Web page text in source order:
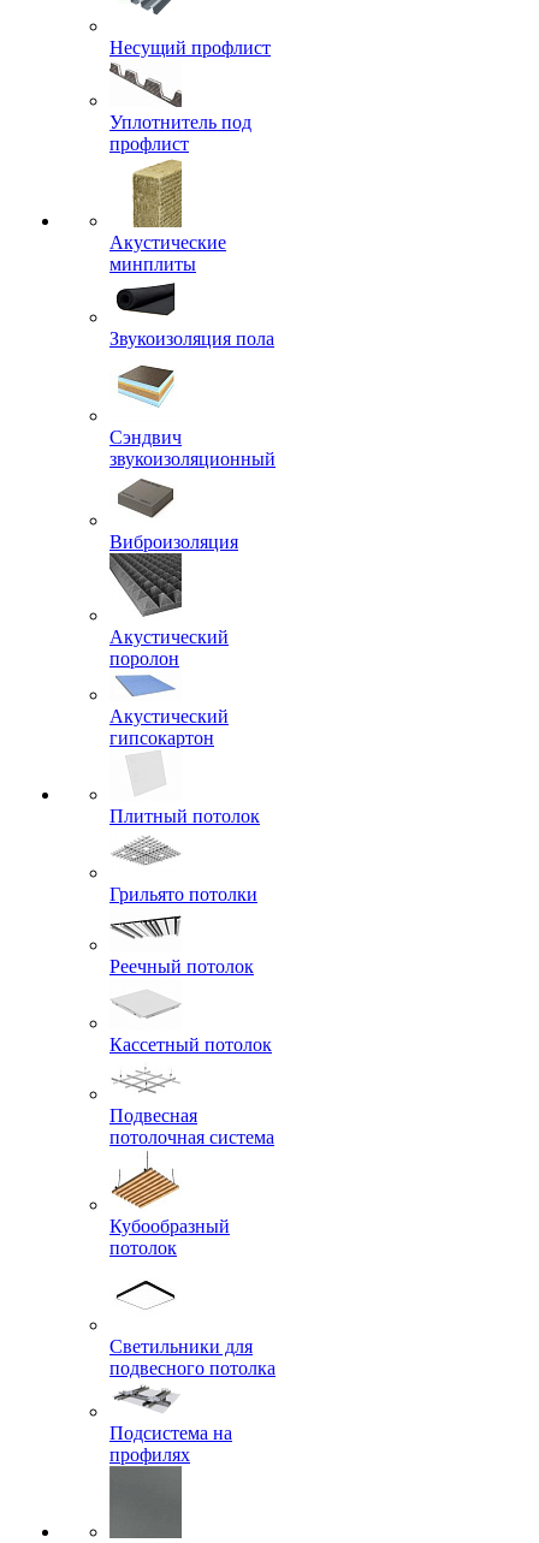
Несущий профлист
Уплотнитель под
профлист
Акустические
минплиты
Звукоизоляция пола
Сэндвич
звукоизоляционный
Виброизоляция
Акустический
поролон
Акустический
гипсокартон
Плитный потолок
Грильято потолки
Реечный потолок
Кассетный потолок
Подвесная
потолочная система
Кубообразный
потолок
Светильники для
подвесного потолка
Подсистема на
профилях